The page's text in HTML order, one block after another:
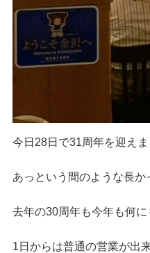
今日28日で31周年を迎えま
あっという間のような長か
去年の30周年も今年も何に
1日からは普通の営業が出